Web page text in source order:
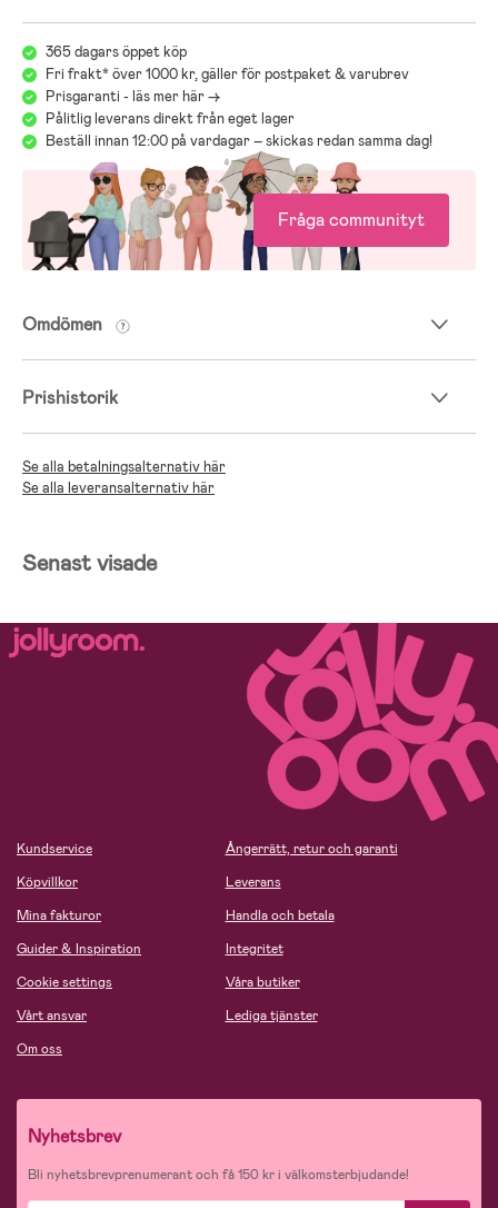
365 dagars öppet köp
Fri frakt* över 1000 kr, gäller för postpaket & varubrev
Prisgaranti - läs mer här ->
Pålitlig leverans direkt från eget lager
Beställ innan 12:00 på vardagar – skickas redan samma dag!
Fråga communityt
Omdömen
Prishistorik
Se alla betalningsalternativ här
Se alla leveransalternativ här
Senast visade
Kundservice
Köpvillkor
Mina fakturor
Guider & Inspiration
Cookie settings
Vårt ansvar
Om oss
Ångerrätt, retur och garanti
Leverans
Handla och betala
Integritet
Våra butiker
Lediga tjänster
Nyhetsbrev
Bli nyhetsbrevprenumerant och få 150 kr i välkomsterbjudande!